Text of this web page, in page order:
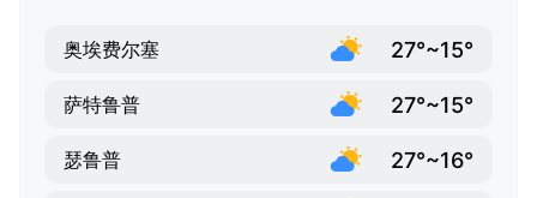
奥埃费尔塞 27°~15°
萨特鲁普 27°~15°
瑟鲁普 27°~16°